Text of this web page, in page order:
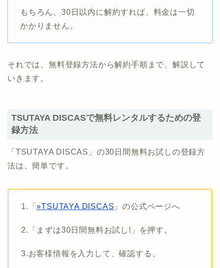
もちろん、30日以内に解約すれば、料金は一切
かかりません。
それでは、無料登録方法から解約手順まで、解説して
いきます。
TSUTAYA DISCASで無料レンタルするための登
録方法
「TSUTAYA DISCAS」の30日間無料お試しの登録方
法は、簡単です。
1.「»TSUTAYA DISCAS 」の公式ページへ
2.「まずは30日間無料お試し!」を押す。
3.お客様情報を入力して、確認する。